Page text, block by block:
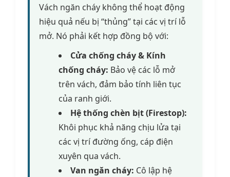
Vách ngăn cháy không thể hoạt động
hiệu quả nếu bị “thủng” tại các vị trí lỗ
mở. Nó phải kết hợp đồng bộ với:
Cửa chống cháy & Kính
chống cháy: Bảo vệ các lỗ mở
trên vách, đảm bảo tính liên tục
của ranh giới.
Hệ thống chèn bịt (Firestop):
Khôi phục khả năng chịu lửa tại
các vị trí đường ống, cáp điện
xuyên qua vách.
Van ngăn cháy: Cô lập hệ